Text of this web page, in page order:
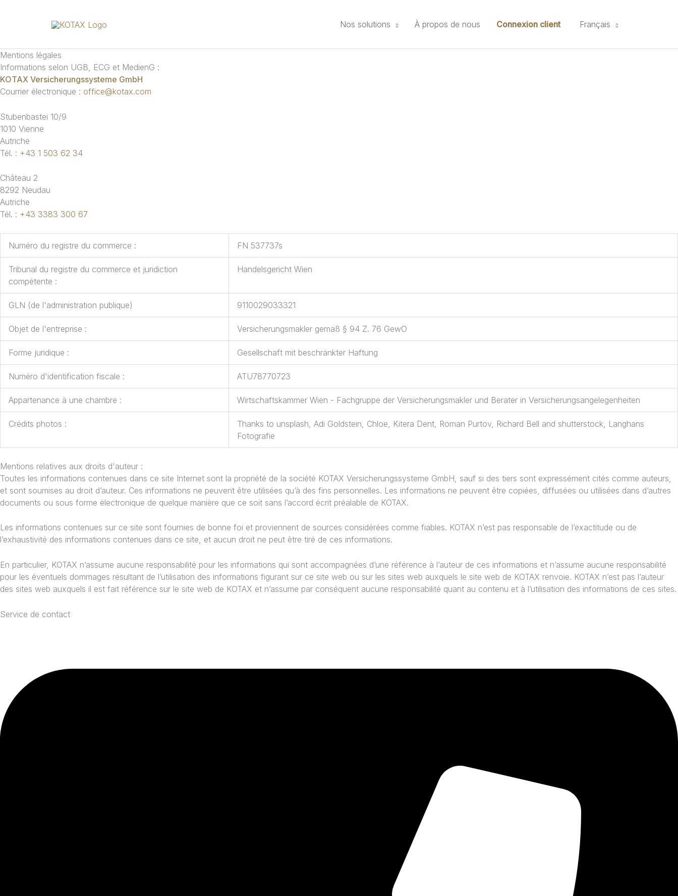
Nos solutions À propos de nous Connexion client Français
Mentions légales
Informations selon UGB, ECG et MedienG :
KOTAX Versicherungssysteme GmbH
Courrier électronique : office@kotax.com
Stubenbastei 10/9
1010 Vienne
Autriche
Tél. : +43 1 503 62 34
Château 2
8292 Neudau
Autriche
Tél. : +43 3383 300 67
Numéro du registre du commerce : FN 537737s
Tribunal du registre du commerce et juridiction
compétente :
Handelsgericht Wien
GLN (de l'administration publique) 9110029033321
Objet de l'entreprise : Versicherungsmakler gemäß § 94 Z. 76 GewO
Forme juridique : Gesellschaft mit beschränkter Haftung
Numéro d'identification fiscale : ATU78770723
Appartenance à une chambre : Wirtschaftskammer Wien - Fachgruppe der Versicherungsmakler und Berater in Versicherungsangelegenheiten
Crédits photos :
Thanks to unsplash, Adi Goldstein, Chloe, Kitera Dent, Roman Purtov, Richard Bell and shutterstock, Langhans
Fotografie
Mentions relatives aux droits d'auteur :
Toutes les informations contenues dans ce site Internet sont la propriété de la société KOTAX Versicherungssysteme GmbH, sauf si des tiers sont expressément cités comme auteurs,
et sont soumises au droit d’auteur. Ces informations ne peuvent être utilisées qu’à des fins personnelles. Les informations ne peuvent être copiées, diffusées ou utilisées dans d’autres
documents ou sous forme électronique de quelque manière que ce soit sans l’accord écrit préalable de KOTAX.
Les informations contenues sur ce site sont fournies de bonne foi et proviennent de sources considérées comme fiables. KOTAX n’est pas responsable de l’exactitude ou de
l’exhaustivité des informations contenues dans ce site, et aucun droit ne peut être tiré de ces informations.
En particulier, KOTAX n’assume aucune responsabilité pour les informations qui sont accompagnées d’une référence à l’auteur de ces informations et n’assume aucune responsabilité
pour les éventuels dommages résultant de l’utilisation des informations figurant sur ce site web ou sur les sites web auxquels le site web de KOTAX renvoie. KOTAX n’est pas l’auteur
des sites web auxquels il est fait référence sur le site web de KOTAX et n’assume par conséquent aucune responsabilité quant au contenu et à l’utilisation des informations de ces sites.
Service de contact